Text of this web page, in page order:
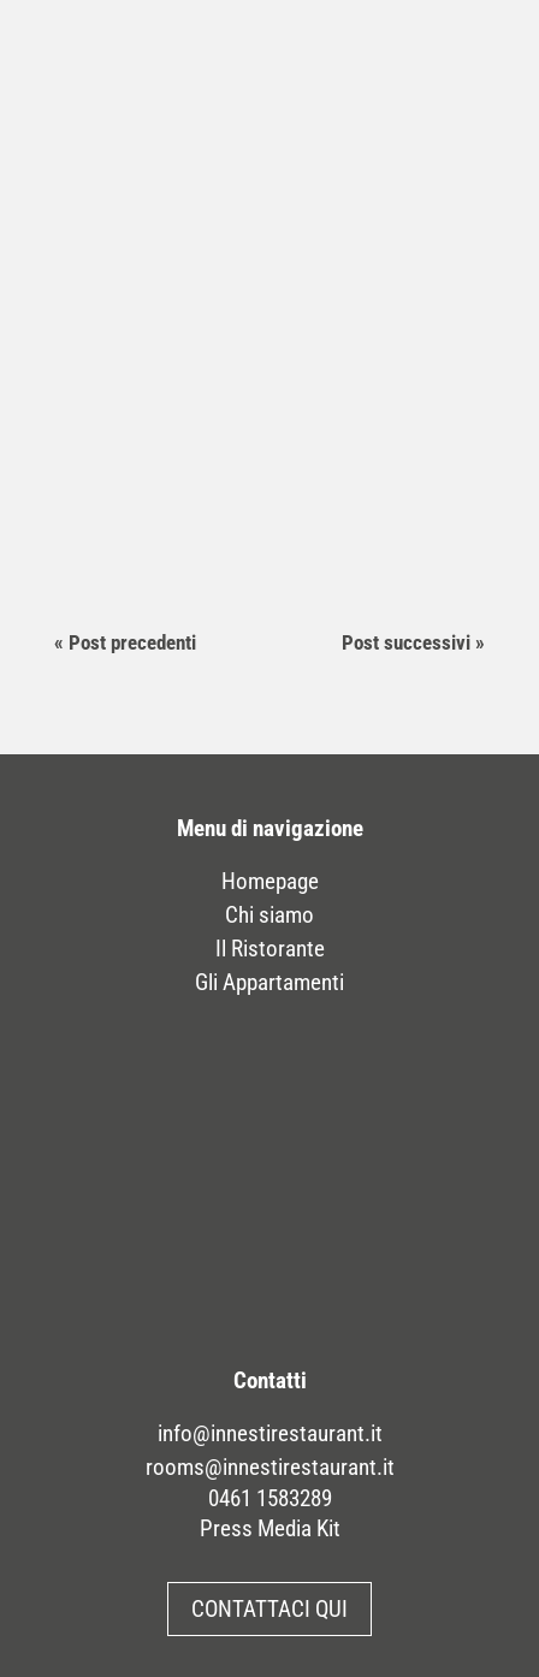
« Post precedenti Post successivi »
Menu di navigazione
Homepage
Chi siamo
Il Ristorante
Gli Appartamenti
Contatti
info@innestirestaurant.it
rooms@innestirestaurant.it
0461 1583289
Press Media Kit
CONTATTACI QUI